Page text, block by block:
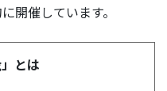
開催しています。
とは